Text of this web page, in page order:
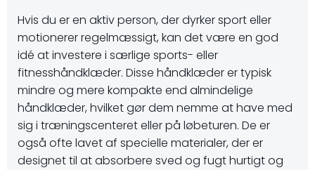
Hvis du er en aktiv person, der dyrker sport eller
motionerer regelmæssigt, kan det være en god
idé at investere i særlige sports- eller
fitnesshåndklæder. Disse håndklæder er typisk
mindre og mere kompakte end almindelige
håndklæder, hvilket gør dem nemme at have med
sig i træningscenteret eller på løbeturen. De er
også ofte lavet af specielle materialer, der er
designet til at absorbere sved og fugt hurtigt og